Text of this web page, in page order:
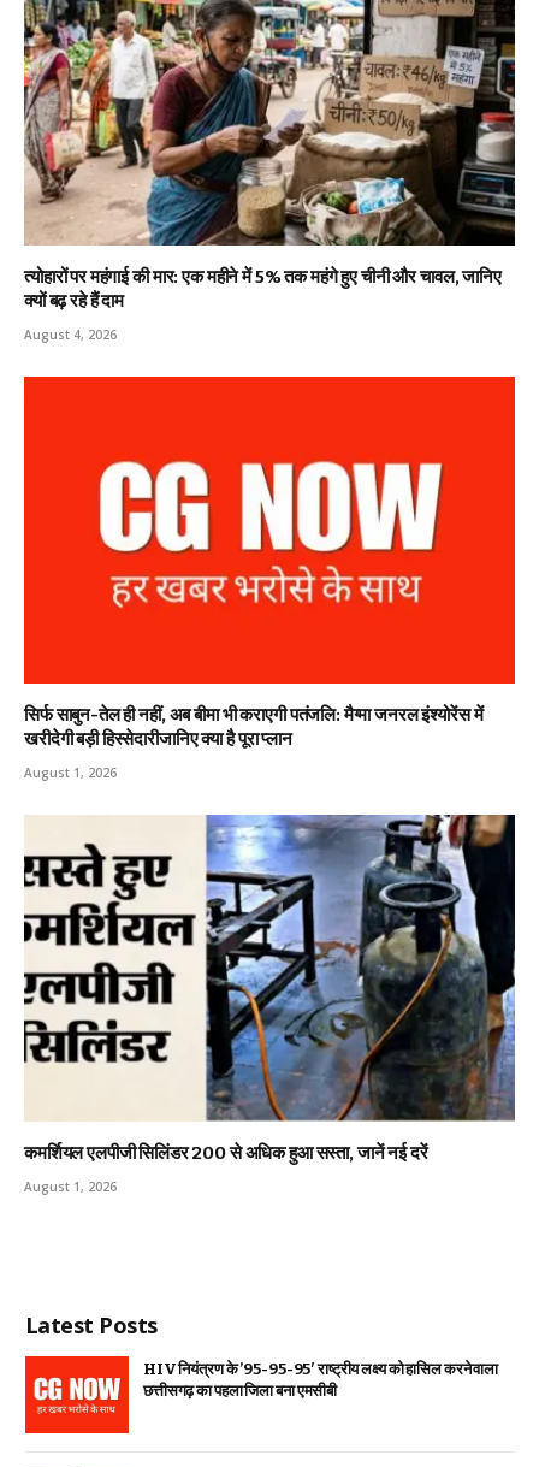
त्योहारों पर महंगाई की मार: एक महीने में 5% तक महंगे हुए चीनी और चावल, जानिए
क्यों बढ़ रहे हैं दाम
August 4, 2026
सिर्फ साबुन-तेल ही नहीं, अब बीमा भी कराएगी पतंजलि: मैग्मा जनरल इंश्योरेंस में
खरीदेगी बड़ी हिस्सेदारीजानिए क्या है पूरा प्लान
August 1, 2026
कमर्शियल एलपीजी सिलिंडर ₹200 से अधिक हुआ सस्ता, जानें नई दरें
August 1, 2026
Latest Posts
HIV नियंत्रण के ’95-95-95′ राष्ट्रीय लक्ष्य को हासिल करने वाला
छत्तीसगढ़ का पहला जिला बना एमसीबी